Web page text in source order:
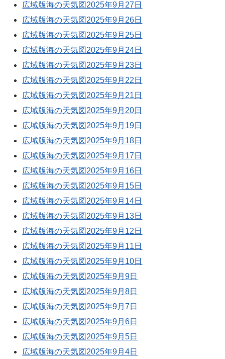
広域版海の天気図2025年9月27日
広域版海の天気図2025年9月26日
広域版海の天気図2025年9月25日
広域版海の天気図2025年9月24日
広域版海の天気図2025年9月23日
広域版海の天気図2025年9月22日
広域版海の天気図2025年9月21日
広域版海の天気図2025年9月20日
広域版海の天気図2025年9月19日
広域版海の天気図2025年9月18日
広域版海の天気図2025年9月17日
広域版海の天気図2025年9月16日
広域版海の天気図2025年9月15日
広域版海の天気図2025年9月14日
広域版海の天気図2025年9月13日
広域版海の天気図2025年9月12日
広域版海の天気図2025年9月11日
広域版海の天気図2025年9月10日
広域版海の天気図2025年9月9日
広域版海の天気図2025年9月8日
広域版海の天気図2025年9月7日
広域版海の天気図2025年9月6日
広域版海の天気図2025年9月5日
広域版海の天気図2025年9月4日